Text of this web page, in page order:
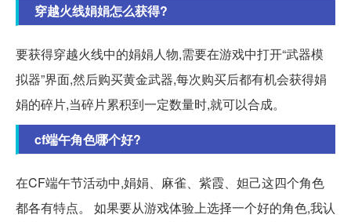
穿越火线娟娟怎么获得?
要获得穿越火线中的娟娟人物,需要在游戏中打开“武器模
拟器”界面,然后购买黄金武器,每次购买后都有机会获得娟
娟的碎片,当碎片累积到一定数量时,就可以合成。
cf端午角色哪个好?
在CF端午节活动中,娟娟、麻雀、紫霞、妲己这四个角色
都各有特点。 如果要从游戏体验上选择一个好的角色,我认